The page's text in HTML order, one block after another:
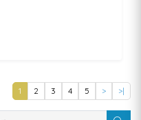
1 2 3 4 5 > >|